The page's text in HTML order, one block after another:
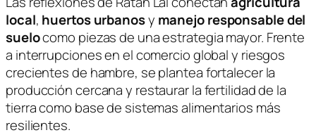
local, huertos urbanosy manejo responsable del
suelocomo piezas de una estrategia mayor. Frente
a interrupciones en el comercio global y riesgos
crecientes de hambre, se plantea fortalecer la
producción cercana y restaurar la fertilidad de la
tierra como base de sistemas alimentarios más
resilientes.